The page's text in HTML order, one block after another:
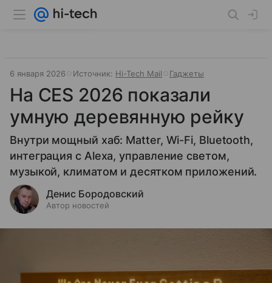
6 января 2026 Источник: Hi-Tech Mail Гаджеты
На CES 2026 показали
умную деревянную рейку
Внутри мощный хаб: Matter, Wi-Fi, Bluetooth,
интеграция с Alexa, управление светом,
музыкой, климатом и десятком приложений.
Денис Бородовский
Автор новостей